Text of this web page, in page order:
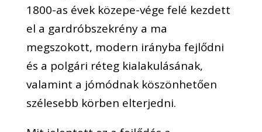
1800-as évek közepe-vége felé kezdett
el a gardróbszekrény a ma
megszokott, modern irányba fejlődni
és a polgári réteg kialakulásának,
valamint a jómódnak köszönhetően
szélesebb körben elterjedni.